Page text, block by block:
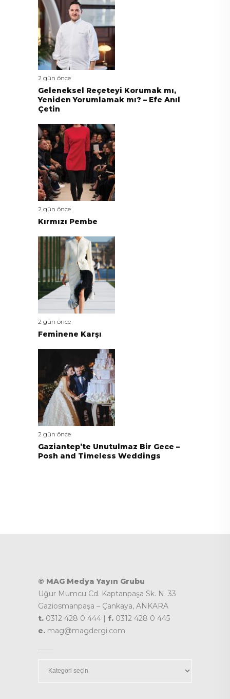
2 gün önce
Geleneksel Reçeteyi Korumak mı,
Yeniden Yorumlamak mı? – Efe Anıl
Çetin
2 gün önce
Kırmızı Pembe
2 gün önce
Feminene Karşı
2 gün önce
Gaziantep’te Unutulmaz Bir Gece –
Posh and Timeless Weddings
© MAG Medya Yayın Grubu
Uğur Mumcu Cd. Kaptanpaşa Sk. N. 33
Gaziosmanpaşa – Çankaya, ANKARA
t. 0312 428 0 444 | f. 0312 428 0 445
e. mag@magdergi.com